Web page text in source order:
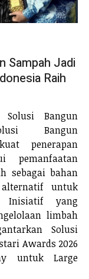
Sampah Jadi
Raih
Bangun
Bangun
penerapan
pemanfaatan
sebagai bahan
untuk
Inisiatif yang
limbah
Solusi
Awards 2026
untuk Large